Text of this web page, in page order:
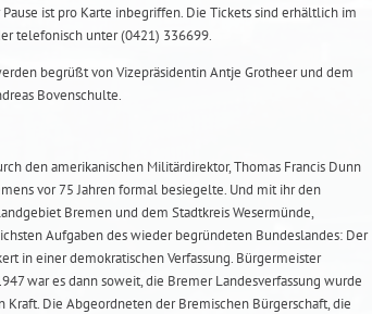
ist pro Karte inbegriffen. Die Tickets sind erhältlich im
telefonisch unter (0421) 336699.
begrüßt von Vizepräsidentin Antje Grotheer und dem
Bovenschulte.
den amerikanischen Militärdirektor, Thomas Francis Dunn
vor 75 Jahren formal besiegelte. Und mit ihr den
Bremen und dem Stadtkreis Wesermünde,
Aufgaben des wieder begründeten Bundeslandes: Der
in einer demokratischen Verfassung. Bürgermeister
war es dann soweit, die Bremer Landesverfassung wurde
Die Abgeordneten der Bremischen Bürgerschaft, die